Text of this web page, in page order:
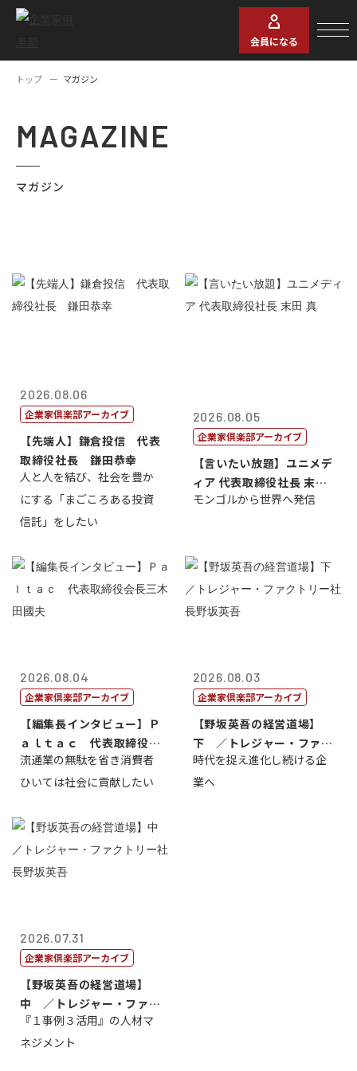
会員になる
トップ マガジン
MAGAZINE
マガジン
2026.08.06
企業家倶楽部アーカイブ
【先端人】鎌倉投信 代表
取締役社長 鎌田恭幸
人と人を結び、社会を豊か
にする「まごころある投資
信託」をしたい
2026.08.05
企業家倶楽部アーカイブ
【言いたい放題】ユニメデ
ィア 代表取締役社長 末田
真
モンゴルから世界へ発信
2026.08.04
企業家倶楽部アーカイブ
【編集長インタビュー】Ｐ
ａｌｔａｃ 代表取締役会
長三木田國夫
流通業の無駄を省き消費者
ひいては社会に貢献したい
2026.08.03
企業家倶楽部アーカイブ
【野坂英吾の経営道場】
下 ／トレジャー・ファク
トリー社長野坂...
時代を捉え進化し続ける企
業へ
2026.07.31
企業家倶楽部アーカイブ
【野坂英吾の経営道場】
中 ／トレジャー・ファク
トリー社長野坂...
『１事例３活用』の人材マ
ネジメント